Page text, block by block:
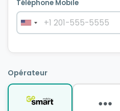
Téléphone Mobile
Opérateur